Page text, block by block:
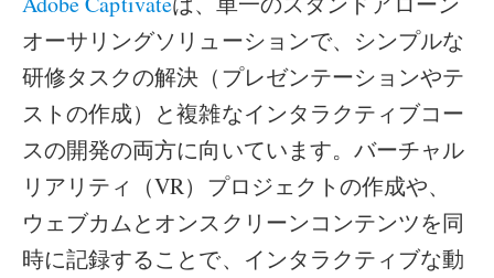
オーサリングソリューションで、シンプルな
研修タスクの解決（プレゼンテーションやテ
ストの作成）と複雑なインタラクティブコー
スの開発の両方に向いています。バーチャル
リアリティ（VR）プロジェクトの作成や、
ウェブカムとオンスクリーンコンテンツを同
時に記録することで、インタラクティブな動